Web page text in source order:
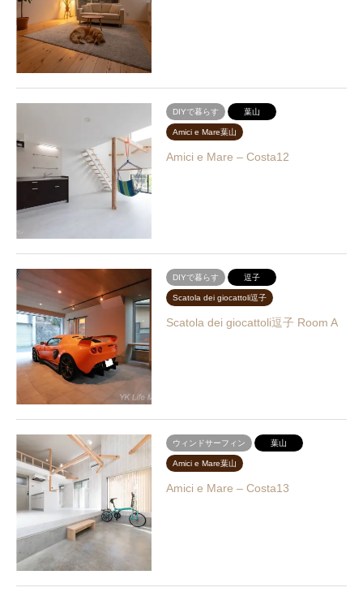
DIYで暮らす 葉山
Amici e Mare葉山
Amici e Mare – Costa12
DIYで暮らす 逗子
Scatola dei giocattoli逗子
Scatola dei giocattoli逗子 Room A
ウィンドサーフィン 葉山
Amici e Mare葉山
Amici e Mare – Costa13